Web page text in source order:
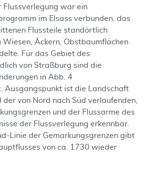
Flussverlegung war ein
im Elsass verbunden, das
Flussteile standörtlich
Äckern, Obstbaumflächen
Für das Gebiet des
von Straßburg sind die
in Abb. 4
Ausgangspunkt ist die Landschaft
von Nord nach Süd verlaufenden,
und der Flussarme des
der Flussverlegung erkennbar.
Linie der Gemarkungsgrenzen gibt
von ca. 1730 wieder